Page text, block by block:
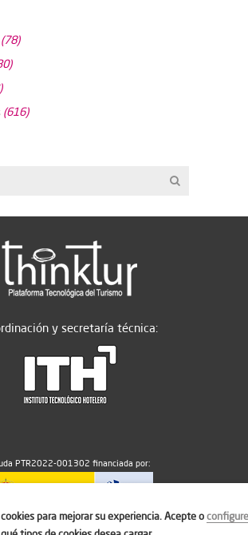
(78)
(616)
y secretaría técnica:
PTR2022-001302 financiada por:
AEI/10.13039/501100011033
para mejorar su experiencia. Acepte oconfigure